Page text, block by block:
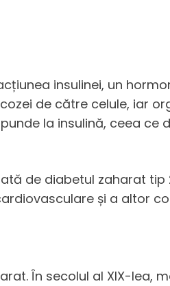
insulinei, un
de către celule, iar
la insulină, ceea ce
de diabetul zaharat tip
și a altor
În secolul al XIX-lea,